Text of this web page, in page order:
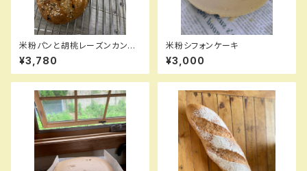
米粉パンと胡桃レーズンカンパ
ーニュセット
¥3,780
米粉シフォンケーキ
¥3,000